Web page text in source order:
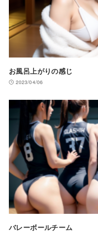
お風呂上がりの感じ
2023/04/06
バレーボールチーム